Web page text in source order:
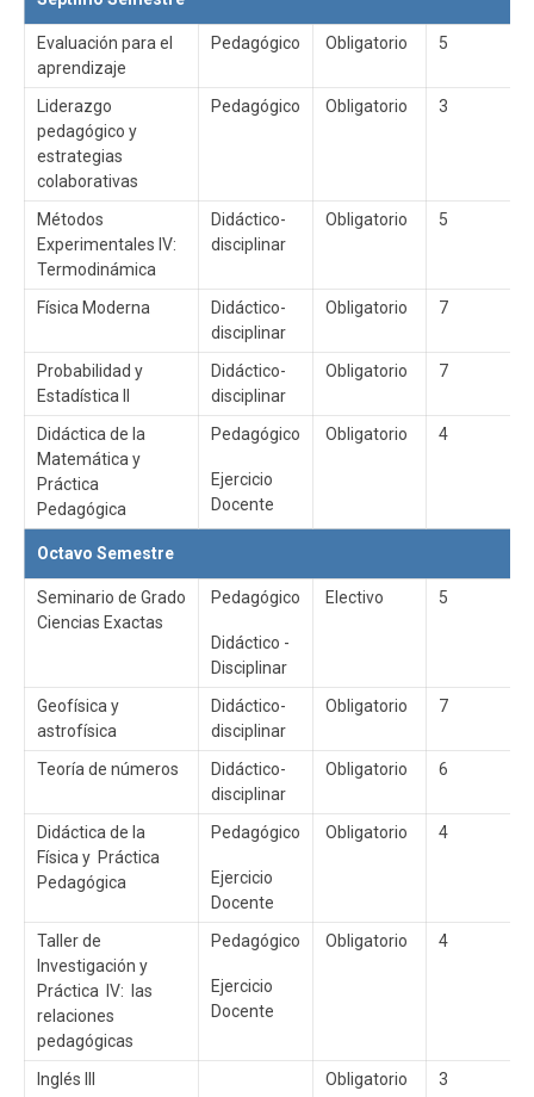
Evaluación para el
aprendizaje
Pedagógico Obligatorio 5
Liderazgo
pedagógico y
estrategias
colaborativas
Pedagógico Obligatorio 3
Métodos
Experimentales IV:
Termodinámica
Didáctico-
disciplinar
Obligatorio 5
Física Moderna
Didáctico-
disciplinar
Obligatorio 7
Probabilidad y
Estadística II
Didáctico-
disciplinar
Obligatorio 7
Didáctica de la
Matemática y
Práctica
Pedagógica
Pedagógico
Ejercicio
Docente
Obligatorio 4
Octavo Semestre
Seminario de Grado
Ciencias Exactas
Pedagógico
Didáctico -
Disciplinar
Electivo 5
Geofísica y
astrofísica
Didáctico-
disciplinar
Obligatorio 7
Teoría de números
Didáctico-
disciplinar
Obligatorio 6
Didáctica de la
Física y Práctica
Pedagógica
Pedagógico
Ejercicio
Docente
Obligatorio 4
Taller de
Investigación y
Práctica IV: las
relaciones
pedagógicas
Pedagógico
Ejercicio
Docente
Obligatorio 4
Inglés III Obligatorio 3